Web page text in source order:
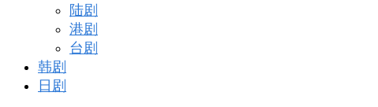
陆剧
港剧
台剧
韩剧
日剧